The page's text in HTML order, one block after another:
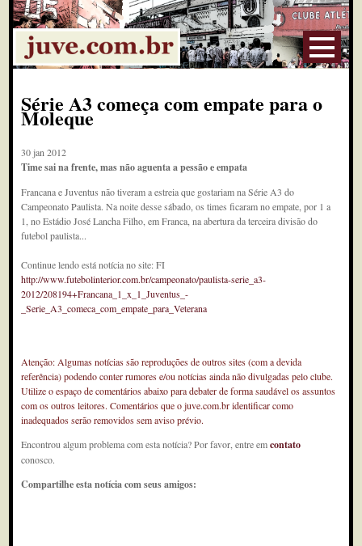
Série A3 começa com empate para o
Moleque
30 jan 2012
Time sai na frente, mas não aguenta a pessão e empata
Francana e Juventus não tiveram a estreia que gostariam na Série A3 do
Campeonato Paulista. Na noite desse sábado, os times ficaram no empate, por 1 a
1, no Estádio José Lancha Filho, em Franca, na abertura da terceira divisão do
futebol paulista...
Continue lendo está notícia no site: FI
http://www.futebolinterior.com.br/campeonato/paulista-serie_a3-
2012/208194+Francana_1_x_1_Juventus_-
_Serie_A3_comeca_com_empate_para_Veterana
Atenção: Algumas notícias são reproduções de outros sites (com a devida
referência) podendo conter rumores e/ou notícias ainda não divulgadas pelo clube.
Utilize o espaço de comentários abaixo para debater de forma saudável os assuntos
com os outros leitores. Comentários que o juve.com.br identificar como
inadequados serão removidos sem aviso prévio.
Encontrou algum problema com esta notícia? Por favor, entre emcontato
conosco.
Compartilhe esta notícia com seus amigos: